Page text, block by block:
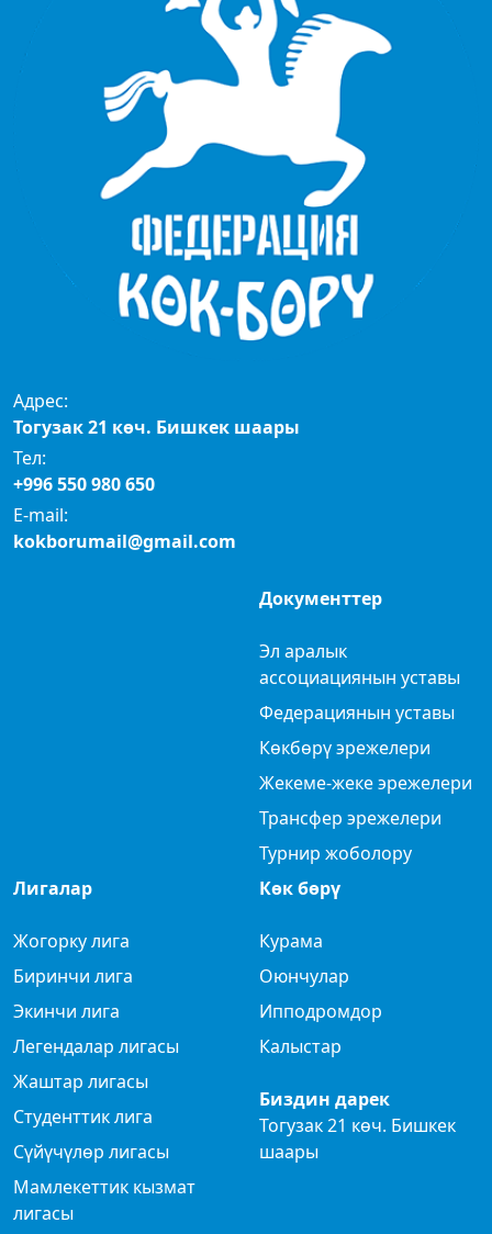
Адрес:
Тогузак 21 көч. Бишкек шаары
Тел:
+996 550 980 650
E-mail:
kokborumail@gmail.com
Документтер
Эл аралык
ассоциациянын уставы
Федерациянын уставы
Көкбөрү эрежелери
Жекеме-жеке эрежелери
Трансфер эрежелери
Турнир жоболору
Лигалар
Жогорку лига
Биринчи лига
Экинчи лига
Легендалар лигасы
Жаштар лигасы
Студенттик лига
Сүйүчүлөр лигасы
Мамлекеттик кызмат
лигасы
Көк бөрү
Курама
Оюнчулар
Ипподромдор
Калыстар
Биздин дарек
Тогузак 21 көч. Бишкек
шаары